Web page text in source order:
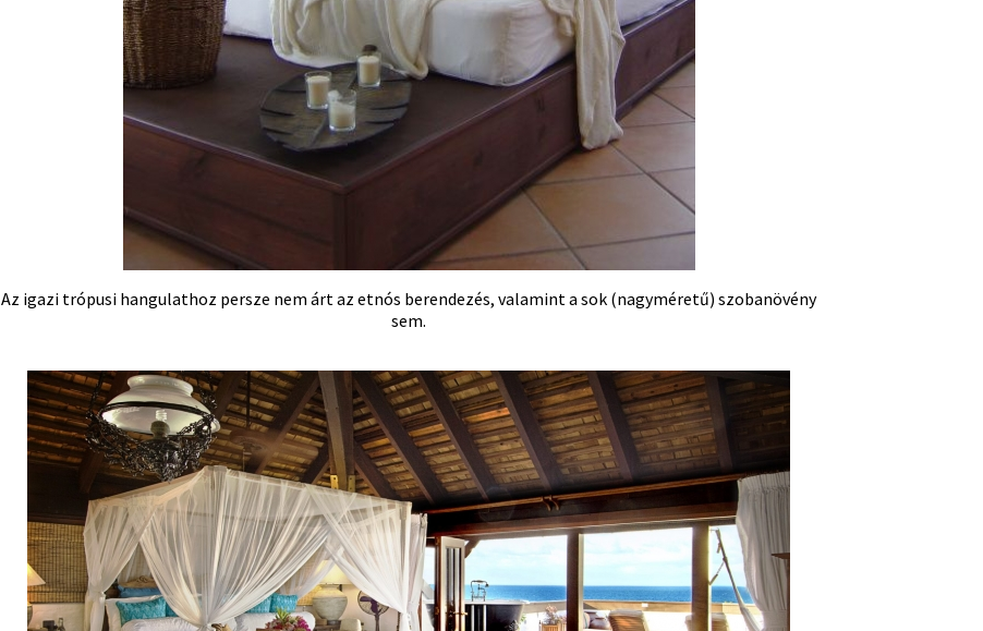
Az igazi trópusi hangulathoz persze nem árt az etnós berendezés, valamint a sok (nagyméretű) szobanövény
sem.